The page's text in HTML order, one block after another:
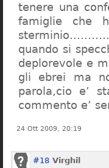
tenere una
famiglie che
quando si
deplorevole e
gli ebrei ma
parola,cio e’
commento e’
24 Ott 2009, 20:19
#18 Virghil